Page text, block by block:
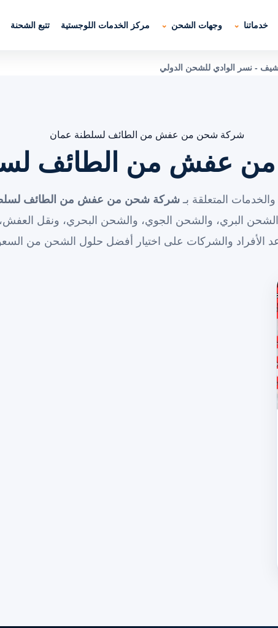
خدماتنا وجهات الشحن مركز الخدمات اللوجستية تتبع الشحنة
- نسر الوادي للشحن الدولي
شركة شحن من عفش من الطائف لسلطنة عمان
عفش من الطائف
المتعلقة بـشركة شحن من عفش من الطائف
البري، والشحن الجوي، والشحن البحري، ونقل
الأفراد والشركات على اختيار أفضل حلول الشحن من